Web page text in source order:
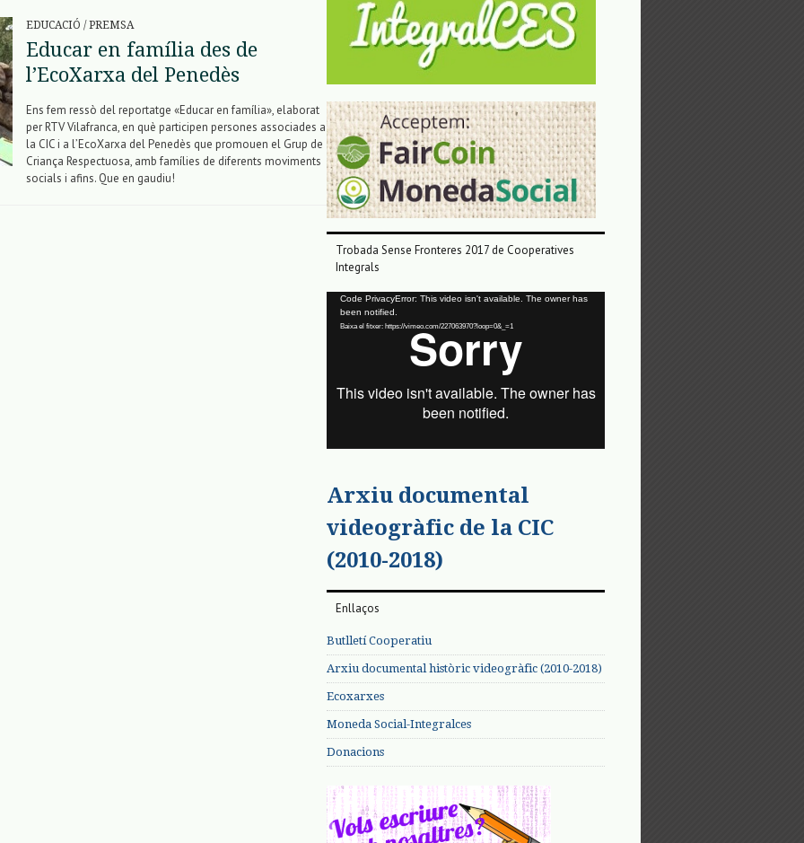
EDUCACIÓ / PREMSA
Educar en família des de
l’EcoXarxa del Penedès
Ens fem ressò del reportatge «Educar en família», elaborat
per RTV Vilafranca, en què participen persones associades a
la CIC i a l’EcoXarxa del Penedès que promouen el Grup de
Criança Respectuosa, amb famílies de diferents moviments
socials i afins. Que en gaudiu!
Trobada Sense Fronteres 2017 de Cooperatives
Integrals
Reproductor
vídeo
Code PrivacyError: This video isn't available. The owner has
been notified.
Baixa el fitxer: https://vimeo.com/227063970?loop=0&_=1
Arxiu documental
videogràfic de la CIC
(2010-2018)
Enllaços
Butlletí Cooperatiu
Arxiu documental històric videogràfic (2010-2018)
Ecoxarxes
Moneda Social-Integralces
Donacions